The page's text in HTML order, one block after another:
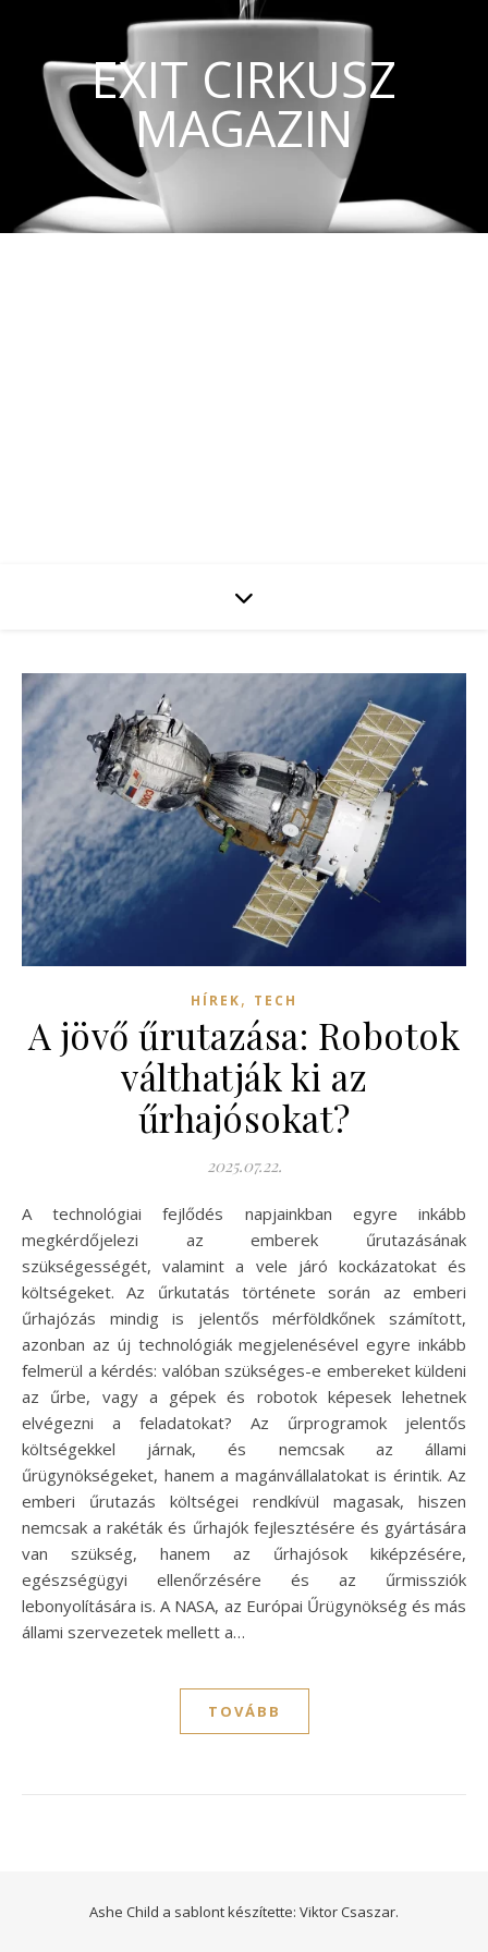
EXIT CIRKUSZ
MAGAZIN
HÍREK, TECH
A jövő űrutazása: Robotok
válthatják ki az
űrhajósokat?
2025.07.22.
A technológiai fejlődés napjainkban egyre inkább
megkérdőjelezi az emberek űrutazásának
szükségességét, valamint a vele járó kockázatokat és
költségeket. Az űrkutatás története során az emberi
űrhajózás mindig is jelentős mérföldkőnek számított,
azonban az új technológiák megjelenésével egyre inkább
felmerül a kérdés: valóban szükséges-e embereket küldeni
az űrbe, vagy a gépek és robotok képesek lehetnek
elvégezni a feladatokat? Az űrprogramok jelentős
költségekkel járnak, és nemcsak az állami
űrügynökségeket, hanem a magánvállalatokat is érintik. Az
emberi űrutazás költségei rendkívül magasak, hiszen
nemcsak a rakéták és űrhajók fejlesztésére és gyártására
van szükség, hanem az űrhajósok kiképzésére,
egészségügyi ellenőrzésére és az űrmissziók
lebonyolítására is. A NASA, az Európai Űrügynökség és más
állami szervezetek mellett a…
TOVÁBB
Ashe Child a sablont készítette: Viktor Csaszar.